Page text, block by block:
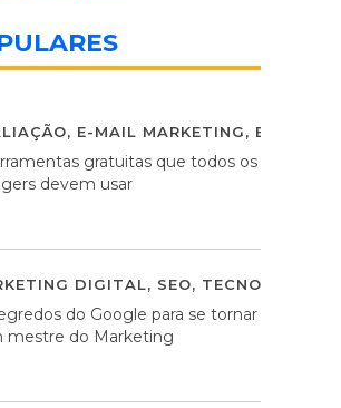
, E-MAIL MARKETING,
gratuitas que todos os
devem usar
DIGITAL, SEO, TECNOLOGIA
do Google para se tornar
mestre do Marketing